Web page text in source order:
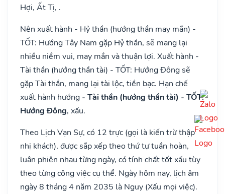
Hợi, Ất Tị, .
Nên xuất hành - Hỷ thần (hướng thần may mắn) -
TỐT: Hướng Tây Nam gặp Hỷ thần, sẽ mang lại
nhiều niềm vui, may mắn và thuận lợi. Xuất hành -
Tài thần (hướng thần tài) - TỐT: Hướng Đông sẽ
gặp Tài thần, mang lại tài lộc, tiền bạc. Hạn chế
xuất hành hướng - Tài thần (hướng thần tài) - TỐT:
Hướng Đông, xấu.
Theo Lịch Vạn Sự, có 12 trực (gọi là kiến trừ thập
nhị khách), được sắp xếp theo thứ tự tuần hoàn,
luân phiên nhau từng ngày, có tính chất tốt xấu tùy
theo từng công việc cụ thể. Ngày hôm nay, lịch âm
ngày 8 tháng 4 năm 2035 là Nguy (Xấu mọi việc).